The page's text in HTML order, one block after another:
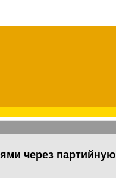
через партийную